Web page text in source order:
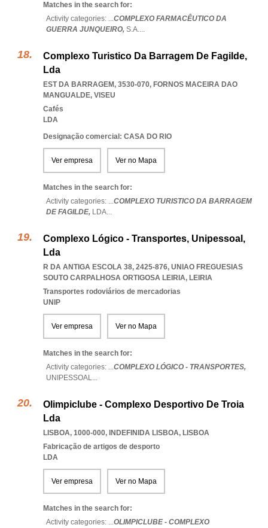
Matches in the search for:
Activity categories: ...COMPLEXO FARMACÊUTICO DA
GUERRA JUNQUEIRO, S.A....
Complexo Turistico Da Barragem De Fagilde,
Lda
EST DA BARRAGEM, 3530-070, FORNOS MACEIRA DAO
MANGUALDE, VISEU
Cafés
LDA
Designação comercial: CASA DO RIO
Ver empresa Ver no Mapa
Matches in the search for:
Activity categories: ...COMPLEXO TURISTICO DA BARRAGEM
DE FAGILDE, LDA...
Complexo Lógico - Transportes, Unipessoal,
Lda
R DA ANTIGA ESCOLA 38, 2425-876, UNIAO FREGUESIAS
SOUTO CARPALHOSA ORTIGOSA LEIRIA, LEIRIA
Transportes rodoviários de mercadorias
UNIP
Ver empresa Ver no Mapa
Matches in the search for:
Activity categories: ...COMPLEXO LÓGICO - TRANSPORTES,
UNIPESSOAL...
Olimpiclube - Complexo Desportivo De Troia
Lda
LISBOA, 1000-000, INDEFINIDA LISBOA, LISBOA
Fabricação de artigos de desporto
LDA
Ver empresa Ver no Mapa
Matches in the search for:
Activity categories: ...OLIMPICLUBE - COMPLEXO